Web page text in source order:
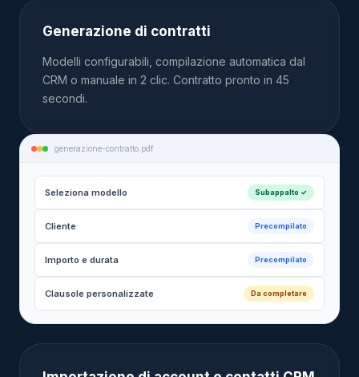
Generazione di contratti
Modelli configurabili, compilazione automatica dal
CRM o manuale in 2 clic. Contratto pronto in 45
secondi.
generazione-contratto.pdf
Seleziona modello Subappalto ✓
Cliente Precompilato
Importo e durata Precompilato
Clausole personalizzate Da completare